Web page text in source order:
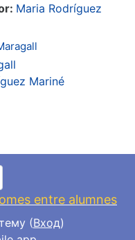
Maria Rodríguez
Mariné
entre alumnes
(Вход)